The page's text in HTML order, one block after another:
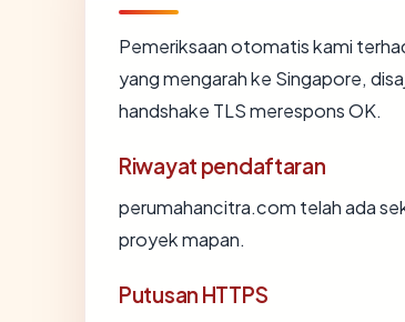
Pemeriksaan otomatis kami
yang mengarah ke Singapore,
handshake TLS merespons OK.
Riwayat pendaftaran
perumahancitra.com telah ada
proyek mapan.
Putusan HTTPS